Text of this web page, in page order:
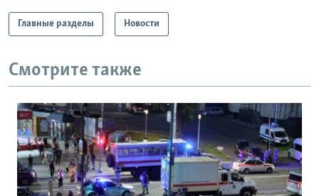
Главные разделы Новости
Смотрите также